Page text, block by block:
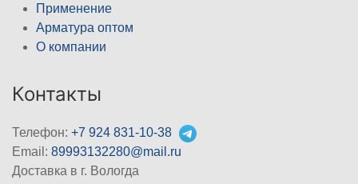
Применение
Арматура оптом
О компании
Контакты
Телефон: +7 924 831-10-38
Email: 89993132280@mail.ru
Доставка в г. Вологда